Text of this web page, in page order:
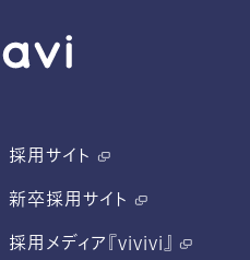
採用サイト
新卒採用サイト
採用メディア『vivivi』